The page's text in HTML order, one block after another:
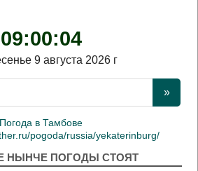
09:00:04
9 августа 2026 г
Погода в Тамбове
pogoda/russia/yekaterinburg/
НЫНЧЕ ПОГОДЫ СТОЯТ